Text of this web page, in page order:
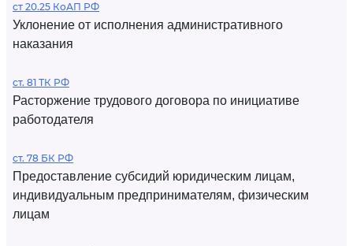
ст 20.25 КоАП РФ
Уклонение от исполнения административного
наказания
ст. 81 ТК РФ
Расторжение трудового договора по инициативе
работодателя
ст. 78 БК РФ
Предоставление субсидий юридическим лицам,
индивидуальным предпринимателям, физическим
лицам